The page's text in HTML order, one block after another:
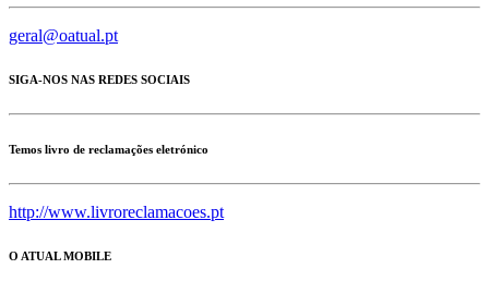
geral@oatual.pt
SIGA-NOS NAS REDES SOCIAIS
Temos livro de reclamações eletrónico
http://www.livroreclamacoes.pt
O ATUAL MOBILE